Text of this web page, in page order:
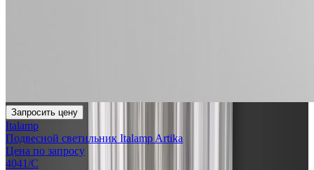
Запросить цену
Italamp
Подвесной светильник Italamp Artika
Цена по запросу
4041/C